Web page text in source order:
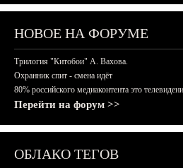
НОВОЕ НА ФОРУМЕ
Трилогия "Китобои" А. Вахова.
Охранник спит - смена идёт
80% российского медиаконтента это
Перейти на форум >>
ОБЛАКО ТЕГОВ